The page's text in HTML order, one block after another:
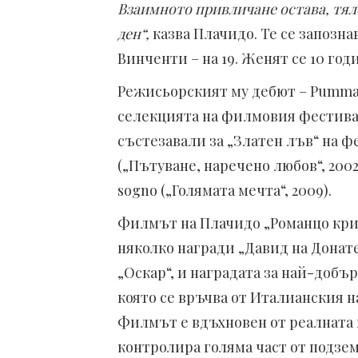
Взаимното привличане остава,
ден“, казва Плачидо. Те се
Винченти – на 19. Женят се 10
Режисьорският му дебют –
селекцията на филмовия
състезавали за „Златен лъв“ на
(„Пътуване, наречено любов“,
sogno („Голямата мечта“, 2009).
Филмът на Плачидо „Романцо
няколко награди „Давид на
„Оскар“, и наградата за най-
която се връчва от
Филмът е вдъхновен от реалната
контролира голяма част от